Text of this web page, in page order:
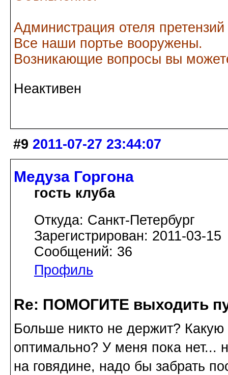
Администрация отеля
Все наши портье вооружены.
Возникающие вопросы вы
Неактивен
#9 2011-07-27 23:44:07
Медуза Горгона
гость клуба
Откуда: Санкт-Петербург
Зарегистрирован: 2011-03-15
Сообщений: 36
Профиль
Re: ПОМОГИТЕ выходить
Больше никто не держит? Какую
оптимально? У меня пока нет...
на говядине, надо бы забрать